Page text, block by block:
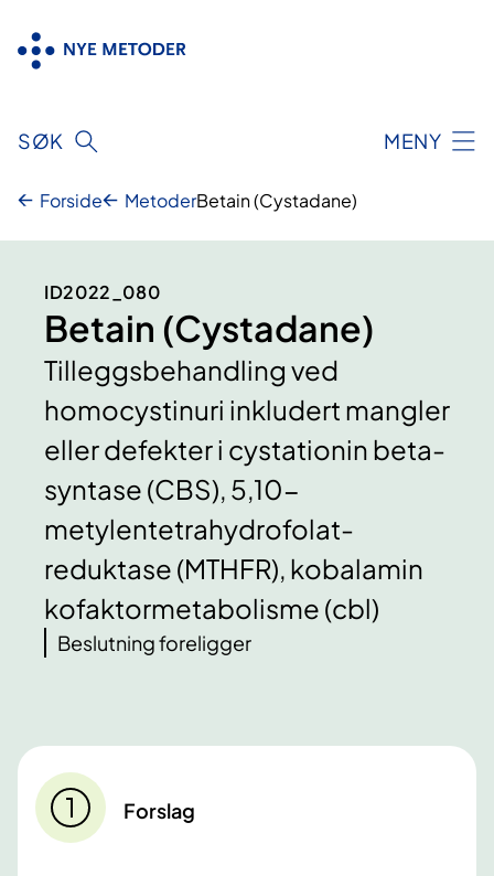
innhold
SØK MENY
Forside MetoderBetain (Cystadane)
ID2022_080
Betain (Cystadane)
Tilleggsbehandling ved
homocystinuri inkludert mangler
eller defekter i cystationin beta-
syntase (CBS), 5,10-
metylentetrahydrofolat-
reduktase (MTHFR), kobalamin
kofaktormetabolisme (cbl)
Beslutning foreligger
Forslag